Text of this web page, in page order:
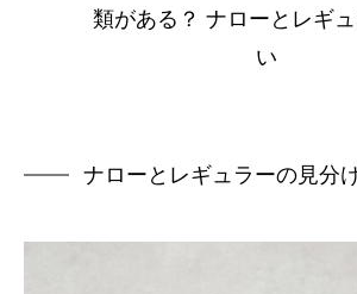
類がある？ ナローとレギ
い
ナローとレギュラーの見分